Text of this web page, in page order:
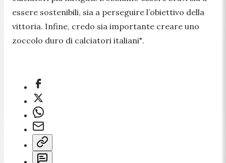
essere sostenibili, sia a perseguire l’obiettivo della
vittoria. Infine, credo sia importante creare uno
zoccolo duro di calciatori italiani".